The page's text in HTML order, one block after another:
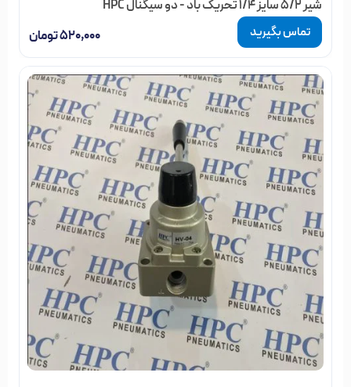
شیر 5/2 سایز 1/4 تحریک باد - دو سیگنال HPC
۵۲۰,۰۰۰تومان تماس بگیرید